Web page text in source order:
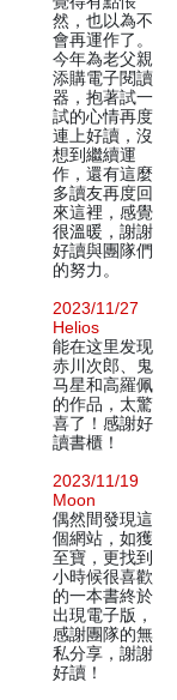
然，也以為不
會再運作了。
今年為老父親
添購電子閱讀
器，抱著試一
試的心情再度
連上好讀，沒
想到繼續運
作，還有這麼
多讀友再度回
來這裡，感覺
很溫暖，謝謝
好讀與團隊們
的努力。
2023/11/27
Helios
能在这里发现
赤川次郎、鬼
马星和高羅佩
的作品，太驚
喜了！感謝好
讀書櫃！
2023/11/19
Moon
偶然間發現這
個網站，如獲
至寶，更找到
小時候很喜歡
的一本書終於
出現電子版，
感謝團隊的無
私分享，謝謝
好讀！